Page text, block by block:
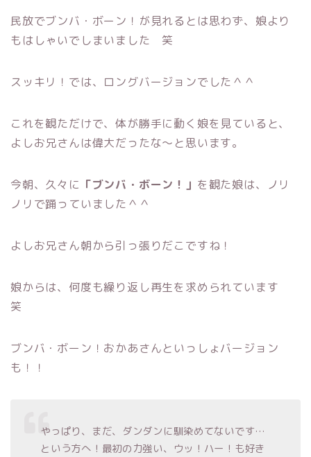
民放でブンバ・ボーン！が見れるとは思わず、娘より
もはしゃいでしまいました 笑
スッキリ！では、ロングバージョンでした＾＾
これを観ただけで、体が勝手に動く娘を見ていると、
よしお兄さんは偉大だったな～と思います。
今朝、久々に 「ブンバ・ボーン！」 を観た娘は、ノリ
ノリで踊っていました＾＾
よしお兄さん朝から引っ張りだこですね！
娘からは、何度も繰り返し再生を求められています
笑
ブンバ・ボーン！おかあさんといっしょバージョン
も！！
やっぱり、まだ、ダンダンに馴染めてないです…
という方へ！最初の力強い、ウッ！ハー！も好き